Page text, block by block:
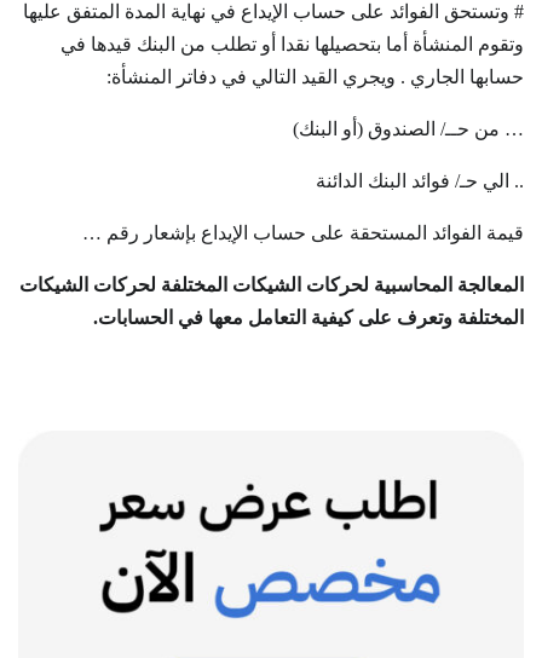
# وتستحق الفوائد على حساب الإيداع في نهاية المدة المتفق عليها
وتقوم المنشأة أما بتحصيلها نقدا أو تطلب من البنك قيدها في
حسابها الجاري . ويجري القيد التالي في دفاتر المنشأة:
… من حــ/ الصندوق (أو البنك)
.. الي حـ/ فوائد البنك الدائنة
قيمة الفوائد المستحقة على حساب الإيداع بإشعار رقم …
المعالجة المحاسبية لحركات الشيكات المختلفة لحركات الشيكات
المختلفة وتعرف على كيفية التعامل معها في الحسابات.